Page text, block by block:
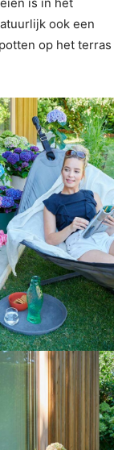
ook een
op het terras